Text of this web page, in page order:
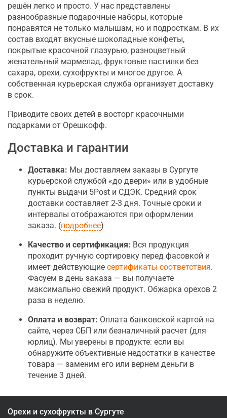
решён легко и просто. У нас представлены
разнообразные подарочные наборы, которые
понравятся не только малышам, но и подросткам. В их
состав входят вкусные шоколадные конфеты,
покрытые красочной глазурью, разноцветный
жевательный мармелад, фруктовые пастилки без
сахара, орехи, сухофрукты и многое другое. А
собственная курьерская служба организует доставку
в срок.
Приводите своих детей в восторг красочными
подарками от Орешкофф.
Доставка и гарантии
Доставка: Мы доставляем заказы в Сургуте
курьерской службой «до двери» или в удобные
пункты выдачи 5Post и СДЭК. Средний срок
доставки составляет 2-3 дня. Точные сроки и
интервалы отображаются при оформлении
заказа. (подробнее)
Качество и сертификация: Вся продукция
проходит ручную сортировку перед фасовкой и
имеет действующие сертификаты соответствия.
Фасуем в день заказа — вы получаете
максимально свежий продукт. Обжарка орехов 2
раза в неделю.
Оплата и возврат: Оплата банковской картой на
сайте, через СБП или безналичный расчет (для
юрлиц). Мы уверены в продукте: если вы
обнаружите объективные недостатки в качестве
товара — заменим его или вернем деньги в
течение 3 дней.
Орехи и сухофрукты в Сургуте